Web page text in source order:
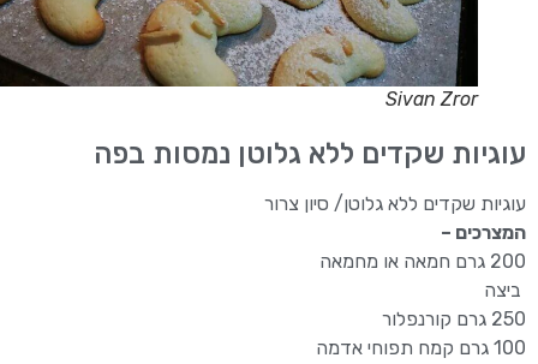
Sivan Zror
עוגיות שקדים ללא גלוטן נמסות בפה
עוגיות שקדים ללא גלוטן/ סיון צרור
המצרכים –
200 גרם חמאה או מחמאה
ביצה
250 גרם קורנפלור
100 גרם קמח תפוחי אדמה